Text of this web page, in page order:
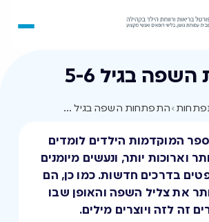
בגיל 5-6
› התפתחות השפה בגיל 5-6
המוקדמות הילדים לומדים
וארוכות יותר, ונעשים מיומנים
בדרכים חדשות. כמו כן, הם
את צליל השפה והאופן שבו
זה לזה ויוצרים מילים.